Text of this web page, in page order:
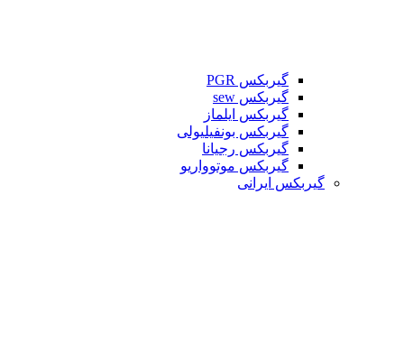
گیربکس PGR
گیربکس sew
گیربکس ایلماز
گیربکس بونفیلیولی
گیربکس رجیانا
گیربکس موتوواریو
گیربکس ایرانی